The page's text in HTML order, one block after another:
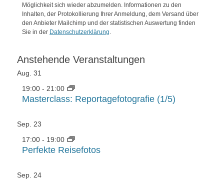
Möglichkeit sich wieder abzumelden. Informationen zu den
Inhalten, der Protokollierung Ihrer Anmeldung, dem Versand über
den Anbieter Mailchimp und der statistischen Auswertung finden
Sie in der Datenschutzerklärung.
Anstehende Veranstaltungen
Aug. 31
19:00 - 21:00
Masterclass: Reportagefotografie (1/5)
Sep. 23
17:00 - 19:00
Perfekte Reisefotos
Sep. 24